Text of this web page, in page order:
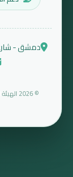
دمشق - شارع
©